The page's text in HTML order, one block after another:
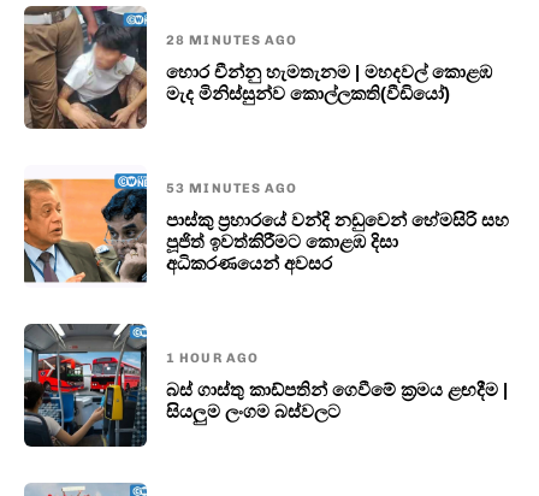
28 MINUTES AGO
හොර චීන්නු හැමතැනම | මහදවල් කොළඹ
මැද මිනිස්සුන්ව කොල්ලකති(වීඩියෝ)
53 MINUTES AGO
පාස්කු ප්‍රහාරයේ වන්දි නඩුවෙන් හේමසිරි සහ
පූජිත් ඉවත්කිරීමට කොළඹ දිසා
අධිකරණයෙන් අවසර
1 HOUR AGO
බස් ගාස්තු කාඩ්පතින් ගෙවීමේ ක්‍රමය ළඟදීම |
සියලුම ලංගම බස්වලට